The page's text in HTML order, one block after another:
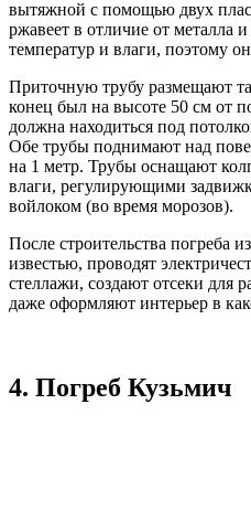
вытяжной с помощью двух
ржавеет в отличие от металла
температур и влаги, поэтому
Приточную трубу размещают
конец был на высоте 50 см от
должна находиться под
Обе трубы поднимают над
на 1 метр. Трубы оснащают
влаги, регулирующими
войлоком (во время морозов).
После строительства погреба
известью, проводят
стеллажи, создают отсеки для
даже оформляют интерьер в
4. Погреб Кузьмич